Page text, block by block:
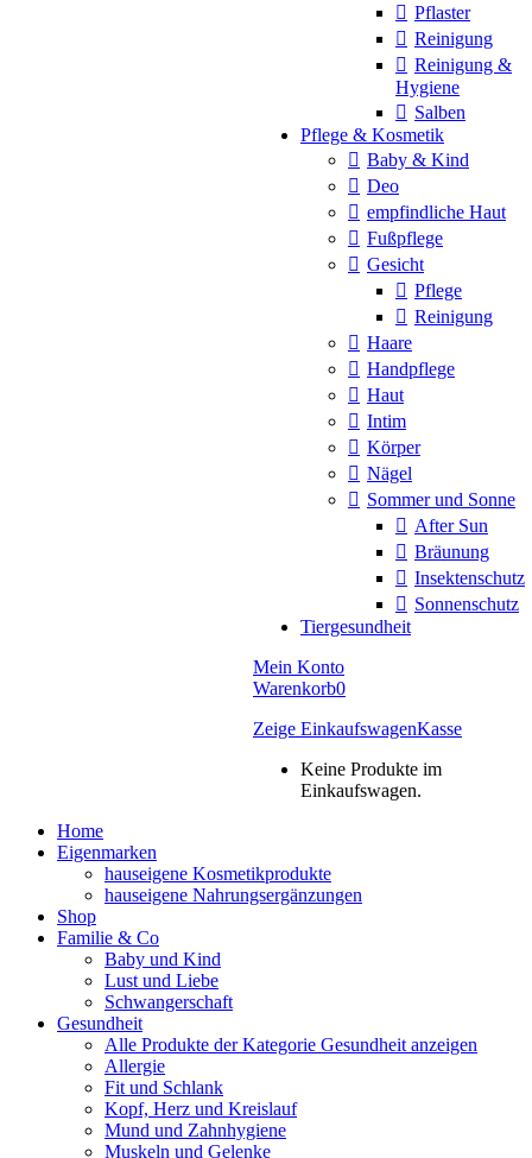
Pflaster
Reinigung
Reinigung &
Hygiene
Salben
Pflege & Kosmetik
Baby & Kind
Deo
empfindliche Haut
Fußpflege
Gesicht
Pflege
Reinigung
Haare
Handpflege
Haut
Intim
Körper
Nägel
Sommer und Sonne
After Sun
Bräunung
Insektenschutz
Sonnenschutz
Tiergesundheit
Mein Konto
Warenkorb0
Zeige EinkaufswagenKasse
Keine Produkte im
Einkaufswagen.
Home
Eigenmarken
hauseigene Kosmetikprodukte
hauseigene Nahrungsergänzungen
Shop
Familie & Co
Baby und Kind
Lust und Liebe
Schwangerschaft
Gesundheit
Alle Produkte der Kategorie Gesundheit anzeigen
Allergie
Fit und Schlank
Kopf, Herz und Kreislauf
Mund und Zahnhygiene
Muskeln und Gelenke